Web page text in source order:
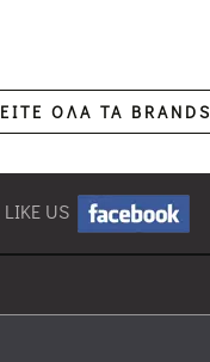
ΟΛΑ ΤΑ BRANDS
LIKE US